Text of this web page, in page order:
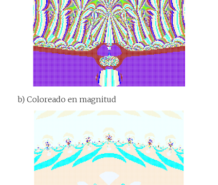
b) Coloreado en magnitud